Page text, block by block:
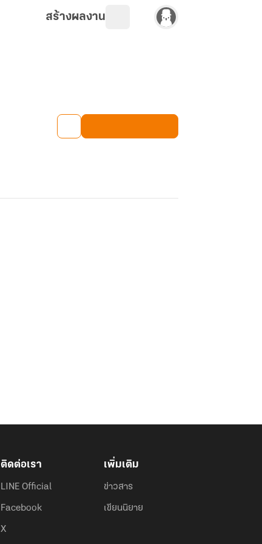
สร้างผลงาน
ติดต่อเรา
LINE Official
Facebook
X
เพิ่มเติม
ข่าวสาร
เขียนนิยาย